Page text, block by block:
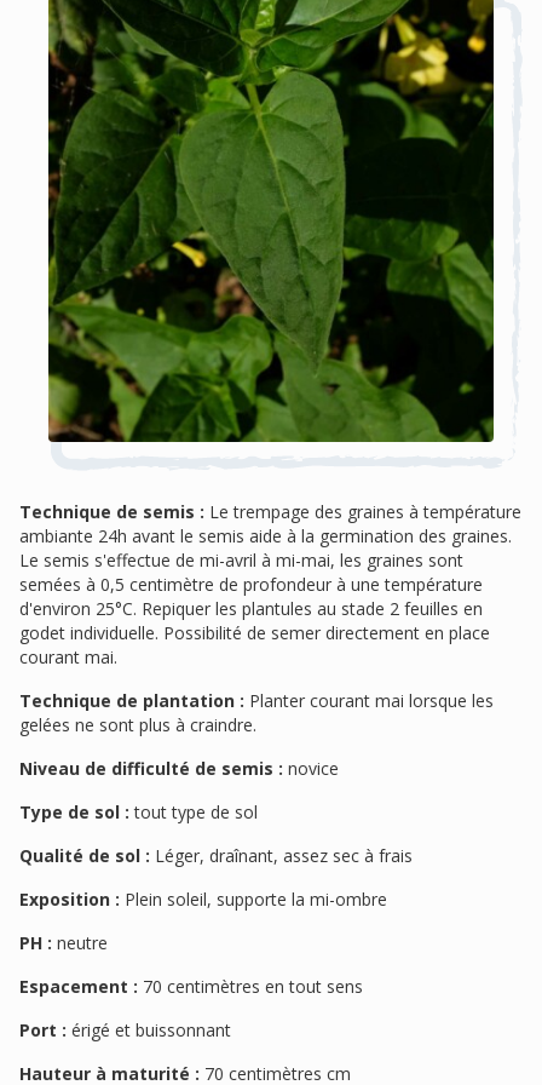
Technique de semis : Le trempage des graines à température
ambiante 24h avant le semis aide à la germination des graines.
Le semis s'effectue de mi-avril à mi-mai, les graines sont
semées à 0,5 centimètre de profondeur à une température
d'environ 25°C. Repiquer les plantules au stade 2 feuilles en
godet individuelle. Possibilité de semer directement en place
courant mai.
Technique de plantation : Planter courant mai lorsque les
gelées ne sont plus à craindre.
Niveau de difficulté de semis : novice
Type de sol : tout type de sol
Qualité de sol : Léger, draînant, assez sec à frais
Exposition : Plein soleil, supporte la mi-ombre
PH : neutre
Espacement : 70 centimètres en tout sens
Port : érigé et buissonnant
Hauteur à maturité : 70 centimètres cm